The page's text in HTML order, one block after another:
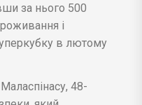
за нього 500
і
в лютому
48-